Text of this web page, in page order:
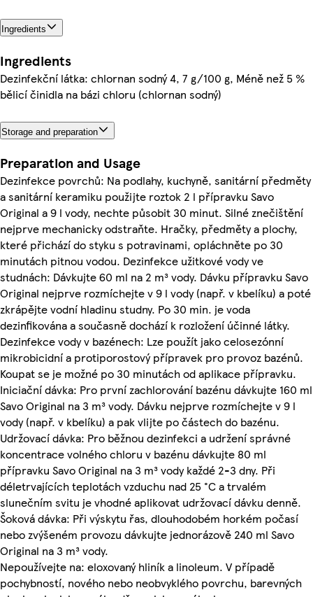
Ingredients
Ingredients
Dezinfekční látka: chlornan sodný 4, 7 g/100 g, Méně než 5 %
bělicí činidla na bázi chloru (chlornan sodný)
Storage and preparation
Preparation and Usage
Dezinfekce povrchů: Na podlahy, kuchyně, sanitární předměty
a sanitární keramiku použijte roztok 2 l přípravku Savo
Original a 9 l vody, nechte působit 30 minut. Silné znečištění
nejprve mechanicky odstraňte. Hračky, předměty a plochy,
které přichází do styku s potravinami, opláchněte po 30
minutách pitnou vodou. Dezinfekce užitkové vody ve
studnách: Dávkujte 60 ml na 2 m³ vody. Dávku přípravku Savo
Original nejprve rozmíchejte v 9 l vody (např. v kbelíku) a poté
zkrápějte vodní hladinu studny. Po 30 min. je voda
dezinfikována a současně dochází k rozložení účinné látky.
Dezinfekce vody v bazénech: Lze použít jako celosezónní
mikrobicidní a protiporostový přípravek pro provoz bazénů.
Koupat se je možné po 30 minutách od aplikace přípravku.
Iniciační dávka: Pro první zachlorování bazénu dávkujte 160 ml
Savo Original na 3 m³ vody. Dávku nejprve rozmíchejte v 9 l
vody (např. v kbelíku) a pak vlijte po částech do bazénu.
Udržovací dávka: Pro běžnou dezinfekci a udržení správné
koncentrace volného chloru v bazénu dávkujte 80 ml
přípravku Savo Original na 3 m³ vody každé 2-3 dny. Při
déletrvajících teplotách vzduchu nad 25 °C a trvalém
slunečním svitu je vhodné aplikovat udržovací dávku denně.
Šoková dávka: Při výskytu řas, dlouhodobém horkém počasí
nebo zvýšeném provozu dávkujte jednorázově 240 ml Savo
Original na 3 m³ vody.
Nepoužívejte na: eloxovaný hliník a linoleum. V případě
pochybností, nového nebo neobvyklého povrchu, barevných